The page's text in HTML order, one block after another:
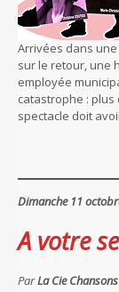
Arrivées dans
sur le retour, une
employée
catastrophe :
spectacle doit
Dimanche 11
A votre
ParLa Cie